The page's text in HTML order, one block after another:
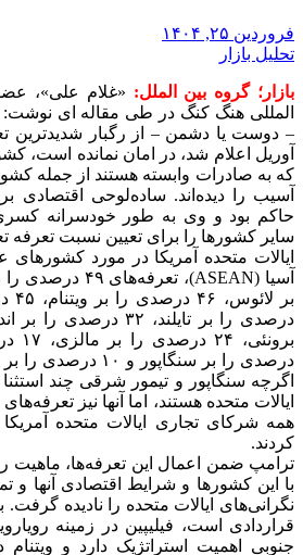
فروردین ۲۵, ۱۴۰۴
تحلیل بازار
بازار؛ گروه بین الملل: «غلام علی»،
المللی هنگ کنگ در طی مقاله ای
آوریل اعلام شد، در امان نمانده است،
که به صادرات وابسته هستند از جمله
آسیب را دیده‌اند. ساده‌لوحی اقتصادی
حاکم بود و وی به طور خودسرانه کسری
سایر کشورها را برای تعیین نسبت تعرفه
ایالات متحده آمریکا در مورد
درصدی را بر
اگرچه سنگاپور و تیمور شرقی چند
همه شرکای تجاری ایالات متحده
کردند.
ترامپ ضمن اعمال این تعرفه‌ها، ماهیت
با این کشورها و شرایط اقتصادی آنها و
نگرانی‌های ایالات متحده را نادیده گرفت.
قراردادی است، فیلیپین در زمینه